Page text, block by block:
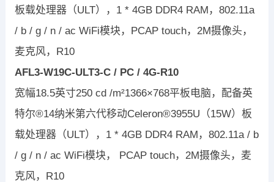
板载处理器（ULT），1 * 4GB DDR4 RAM，802.11a
/ b / g / n / ac WiFi模块，PCAP touch，2M摄像头，
麦克风，R10
AFL3-W19C-ULT3-C / PC / 4G-R10
宽幅18.5英寸250 cd /m²1366×768平板电脑，配备英
特尔®14纳米第六代移动Celeron®3955U（15W）板
载处理器（ULT），1 * 4GB DDR4 RAM，802.11a / b
/ g / n / ac WiFi模块， PCAP touch，2M摄像头，麦
克风，R10